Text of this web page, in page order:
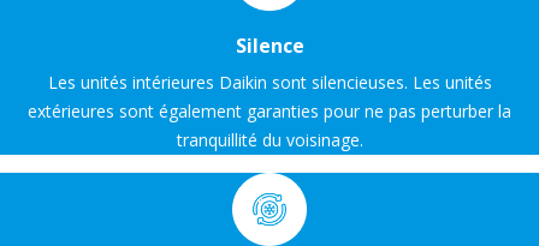
Silence
Les unités intérieures Daikin sont silencieuses. Les unités
extérieures sont également garanties pour ne pas perturber la
tranquillité du voisinage.